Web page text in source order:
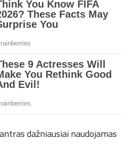
dažniausiai naudojamas